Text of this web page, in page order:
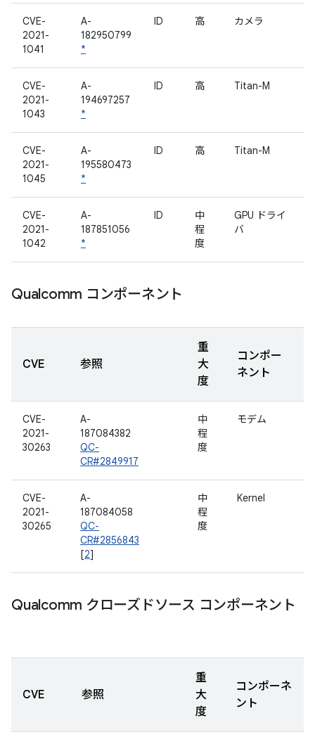
CVE-
2021-
1041
A-
182950799
*
ID 高 カメラ
CVE-
2021-
1043
A-
194697257
*
ID 高 Titan-M
CVE-
2021-
1045
A-
195580473
*
ID 高 Titan-M
CVE-
2021-
1042
A-
187851056
*
ID
中
程
度
GPU ドライ
バ
Qualcomm コンポーネント
CVE 参照
重
大
度
コンポー
ネント
CVE-
2021-
30263
A-
187084382
QC-
CR#2849917
中
程
度
モデム
CVE-
2021-
30265
A-
187084058
QC-
CR#2856843
[2]
中
程
度
Kernel
Qualcomm クローズドソース コンポーネント
CVE 参照
重
大
度
コンポーネ
ント